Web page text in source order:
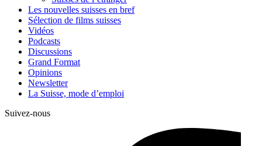
Les nouvelles suisses en bref
Sélection de films suisses
Vidéos
Podcasts
Discussions
Grand Format
Opinions
Newsletter
La Suisse, mode d’emploi
Suivez-nous